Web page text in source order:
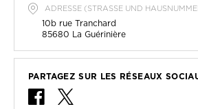
ADRESSE (STRASSE UND
10b rue Tranchard
85680 La Guérinière
PARTAGEZ SUR LES RÉSEAUX